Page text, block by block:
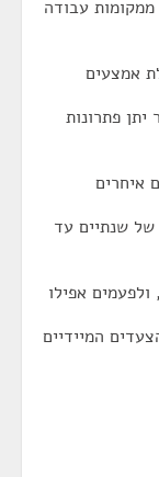
עבודה
אמצעים
פתרונות
איחרים
שנתיים עד
אפילו
המיידיים